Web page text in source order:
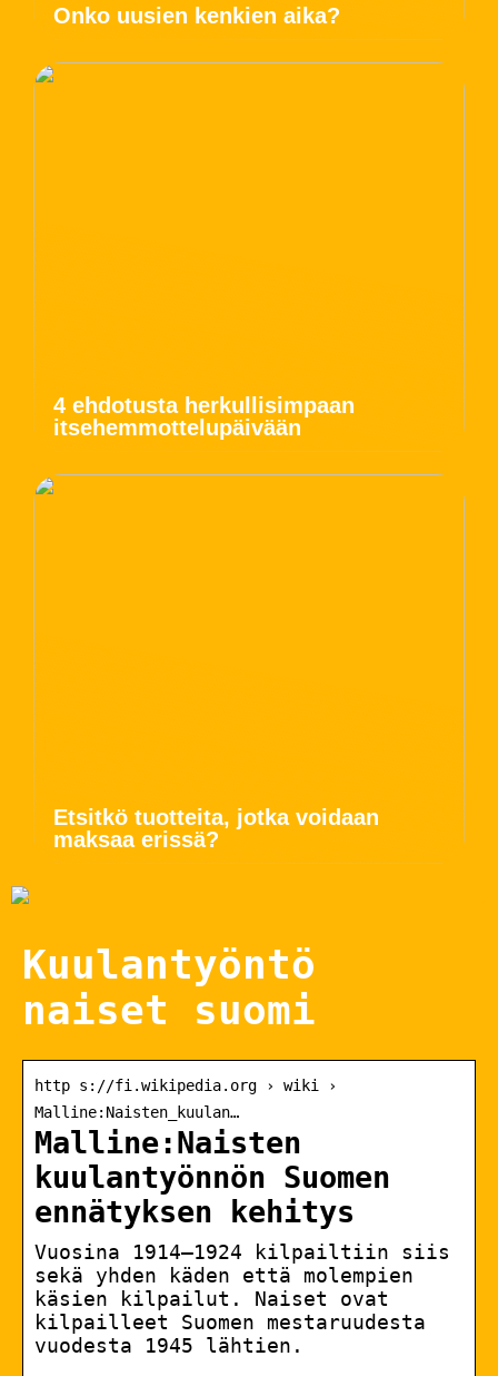
Onko uusien kenkien aika?
4 ehdotusta herkullisimpaan
itsehemmottelupäivään
Etsitkö tuotteita, jotka voidaan
maksaa erissä?
Kuulantyöntö
naiset suomi
http s://fi.wikipedia.org › wiki ›
Malline:Naisten_kuulan…
Malline:Naisten
kuulantyönnön Suomen
ennätyksen kehitys
Vuosina 1914–1924 kilpailtiin siis
sekä yhden käden että molempien
käsien kilpailut. Naiset ovat
kilpailleet Suomen mestaruudesta
vuodesta 1945 lähtien.